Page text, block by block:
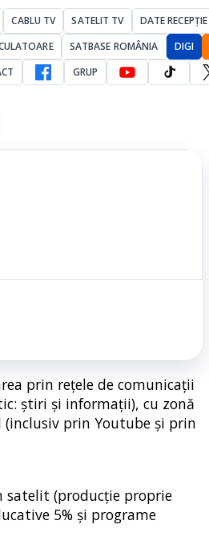
CABLU TV SATELIT TV DATE RECEPȚIE
SATBASE ROMÂNIA DIGI
GRUP
prin rețele de comunicații
știri și informații), cu zonă
prin Youtube și prin
satelit (producție proprie
5% și programe